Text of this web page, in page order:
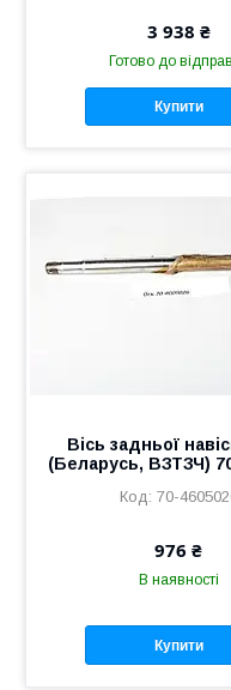
3 938 ₴
Готово до
Купити
Вісь задньої
(Беларусь, ВЗТЗЧ)
70-
976 ₴
В наявності
Купити